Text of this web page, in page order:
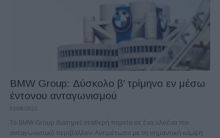
BMW Group: Δύσκολο β’ τρίμηνο εν μέσω
έντονου ανταγωνισμού
03/08/2026
Το BMW Group διατηρεί σταθερή πορεία σε ένα ολοένα πιο
ανταγωνιστικό περιβάλλον: Αντιμέτωπο με τη σημαντική κάμψη